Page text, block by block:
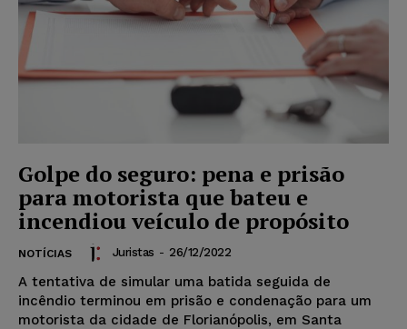
Golpe do seguro: pena e prisão
para motorista que bateu e
incendiou veículo de propósito
NOTÍCIAS Juristas - 26/12/2022
A tentativa de simular uma batida seguida de
incêndio terminou em prisão e condenação para um
motorista da cidade de Florianópolis, em Santa